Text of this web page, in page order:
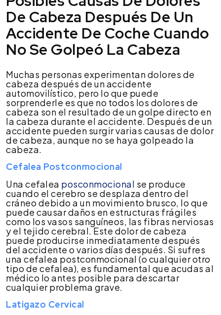
De Cabeza Después De Un
Accidente De Coche Cuando
No Se Golpeó La Cabeza
Muchas personas experimentan dolores de
cabeza después de un accidente
automovilístico, pero lo que puede
sorprenderle es que no todos los dolores de
cabeza son el resultado de un golpe directo en
la cabeza durante el accidente. Después de un
accidente pueden surgir varias causas de dolor
de cabeza, aunque no se haya golpeado la
cabeza.
Cefalea Postconmocional
Una cefalea posconmocional se produce
cuando el cerebro se desplaza dentro del
cráneo debido a un movimiento brusco, lo que
puede causar daños en estructuras frágiles
como los vasos sanguíneos, las fibras nerviosas
y el tejido cerebral. Este dolor de cabeza
puede producirse inmediatamente después
del accidente o varios días después. Si sufres
una cefalea postconmocional (o cualquier otro
tipo de cefalea), es fundamental que acudas al
médico lo antes posible para descartar
cualquier problema grave.
Latigazo Cervical